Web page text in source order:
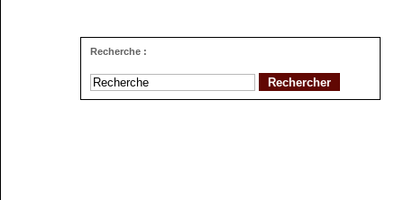
Recherche :